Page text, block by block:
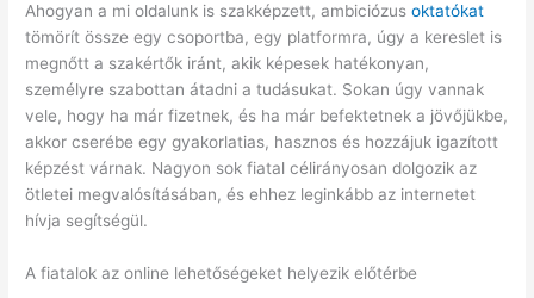
Ahogyan a mi oldalunk is szakképzett, ambiciózusoktatókat
tömörít össze egy csoportba, egy platformra, úgy a kereslet is
megnőtt a szakértők iránt, akik képesek hatékonyan,
személyre szabottan átadni a tudásukat. Sokan úgy vannak
vele, hogy ha már fizetnek, és ha már befektetnek a jövőjükbe,
akkor cserébe egy gyakorlatias, hasznos és hozzájuk igazított
képzést várnak. Nagyon sok fiatal célirányosan dolgozik az
ötletei megvalósításában, és ehhez leginkább az internetet
hívja segítségül.
A fiatalok az online lehetőségeket helyezik előtérbe